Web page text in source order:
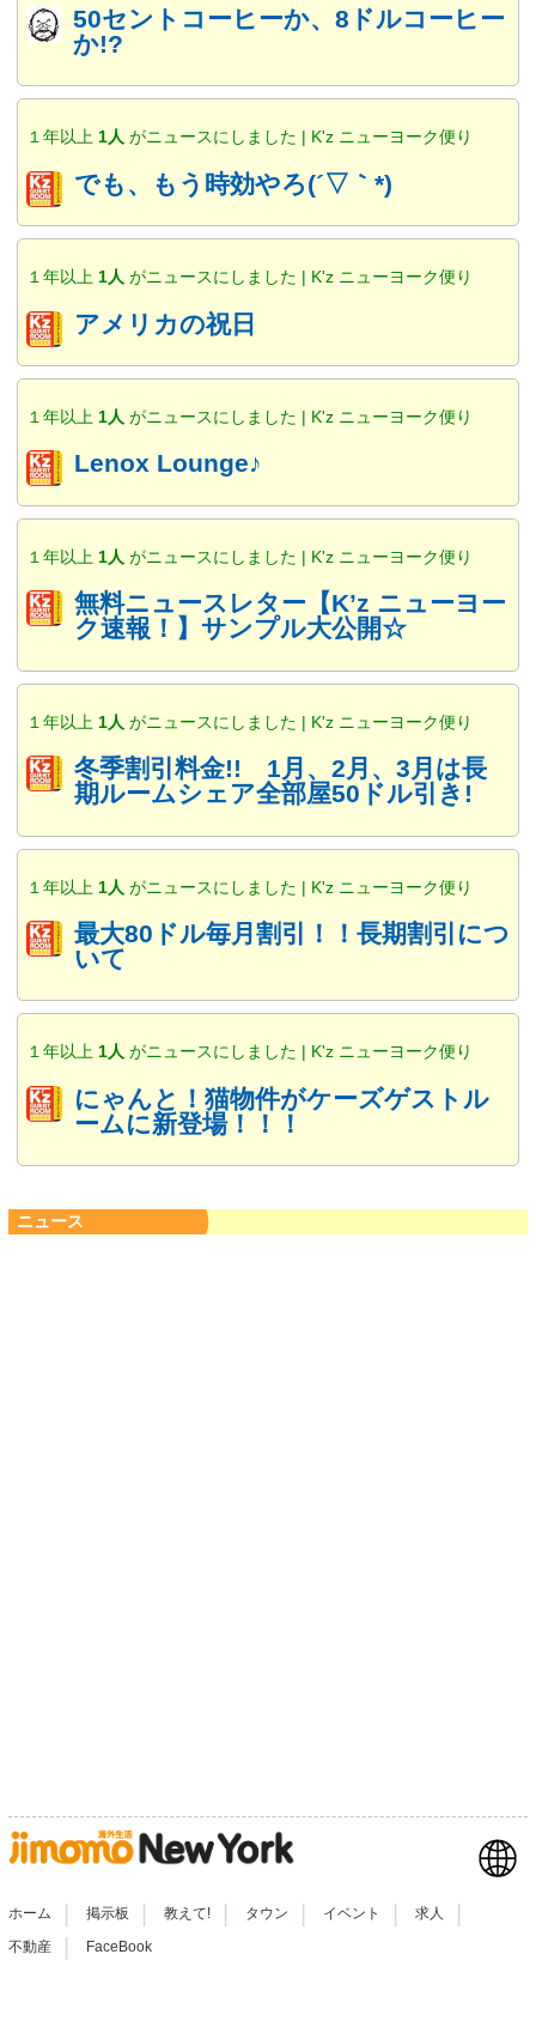
50セントコーヒーか、8ドルコーヒー
か!?
１年以上 1人 がニュースにしました | K'z ニューヨーク便り
でも、もう時効やろ(´▽｀*)
１年以上 1人 がニュースにしました | K'z ニューヨーク便り
アメリカの祝日
１年以上 1人 がニュースにしました | K'z ニューヨーク便り
Lenox Lounge♪
１年以上 1人 がニュースにしました | K'z ニューヨーク便り
無料ニュースレター【K’z ニューヨー
ク速報！】サンプル大公開☆
１年以上 1人 がニュースにしました | K'z ニューヨーク便り
冬季割引料金!! 1月、2月、3月は長
期ルームシェア全部屋50ドル引き!
１年以上 1人 がニュースにしました | K'z ニューヨーク便り
最大80ドル毎月割引！！長期割引につ
いて
１年以上 1人 がニュースにしました | K'z ニューヨーク便り
にゃんと！猫物件がケーズゲストル
ームに新登場！！！
ニュース
ホーム 掲示板 教えて! タウン イベント 求人
不動産 | FaceBook